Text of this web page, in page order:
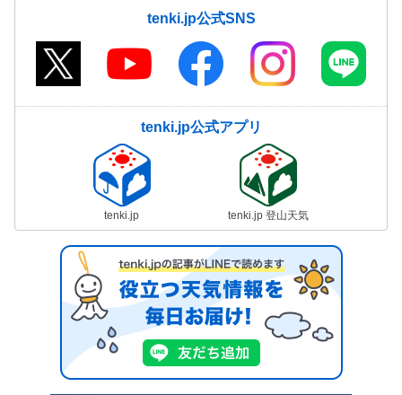
tenki.jp公式SNS
tenki.jp公式アプリ
tenki.jp tenki.jp 登山天気